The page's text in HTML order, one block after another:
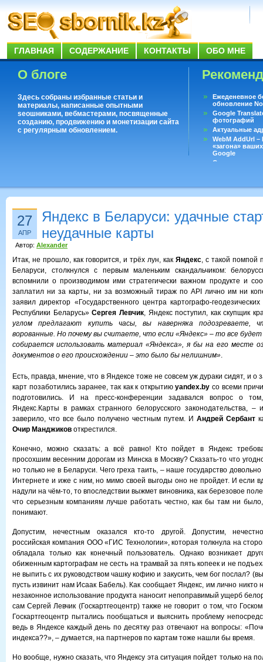
ГЛАВНАЯ СОДЕРЖАНИЕ КОНТАКТЫ ОБО МНЕ
О блоге
Здесь собраны избранные статьи и
материалы, написанные опытными
seoшниками, вебмастерами, посвященные
созданию, продвижению и монетизации сайта
с регулярным обновлением.
Ежеденевное
обновление
Google
фотографий
Актуальные
WebM AddUrl
«загона»
Google
Существует
27
АПР
Яндекс в Беларуси: удачные
неудачные карты
Автор: Alexander
Итак, не прошло, как говорится, и трёх лун, как Яндекс, с такой помпой
Беларуси, столкнулся с первым маленьким скандальчиком:
вспомнили о производимом ими стратегически важном продукте и
заплатил ни за карты, ни за возможный тираж по API лично им ни
заявил директор «Государственного центра картографо-
Республики Беларусь»Сергея Левчик, Яндекс поступил, как скупщик
углом предлагают купить часы, вы наверняка
ворованные. Но почему вы считаете, что если «Яндекс» – то все
собирается использовать материал «Яндекса», я бы на его месте
документов о его происхождении – это было бы нелишним».
Есть, правда, мнение, что в Яндексе тоже не совсем уж дураки сидят, и о
карт позаботились заранее, так как к открытиюyandex.by со всеми
подготовились. И на пресс-конференции задавался вопрос о
Яндекс.Карты в рамках странного белорусского законодательства, –
заверило, что все было получено честным путем. И Андрей Сербант
Очир Манджиков открестился.
Конечно, можно сказать: а всё равно! Кто пойдет в Яндекс
просохшим весенним дорогам из Минска в Москву? Сказать-то что
но только не в Беларуси. Чего греха таить, – наше государство
Интернете и иже с ним, но мимо своей выгоды оно не пройдет. И если
надули на чём-то, то впоследствии выжмет виновника, как березовое
что серьезным компаниям лучше работать честно, как бы там ни
понимают.
Допустим, нечестным оказался кто-то другой. Допустим,
российская компания ООО «ГИС Технологии», которая толкнула на
обладала только как конечный пользователь. Однако возникает
обиженным картографам не сесть на трамвай за пять копеек и не
не выпить с их руководством чашку кофию и закусить, чем бог послал?
пусть извинит нам Исаак Бабель). Как сообщает Яндекс, им лично никто
незаконное использование продукта наносит непоправимый ущерб
сам Сергей Левчик (Госкартгеоцентр) также не говорит о том, что
Госкартгеоцентр пытались пообщаться и выяснить проблему
ведь в Яндексе каждый день по десятку раз отвечают на вопросы:
индекса??», – думается, на партнеров по картам тоже нашли бы время.
Но вообще, нужно сказать, что Яндексу эта ситуация пойдет только на